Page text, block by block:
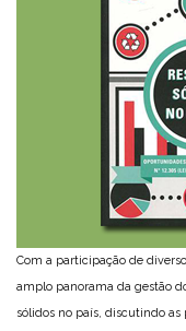
Com a participação de
amplo panorama da gestão
sólidos no país, discutindo